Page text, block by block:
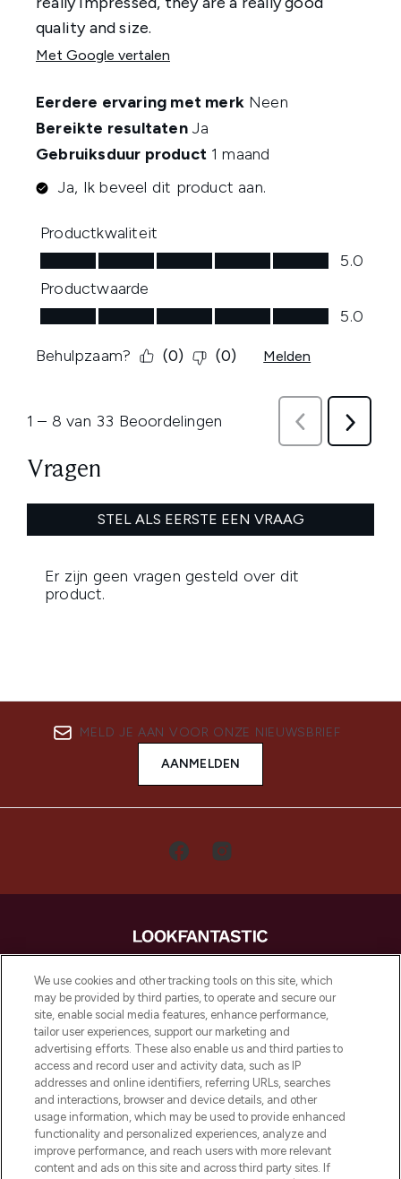
MELD JE AAN VOOR ONZE NIEUWSBRIEF
AANMELDEN
LOOKFANTASTIC is de ultieme online
beautybestemming van Europa, met de
beste huidverzorging, haarproducten en
make-up van meer dan 200 topmerken.
Shop online of via de app, met gratis
verzending vanaf €40.
Cookie-toestemming
Do Not Sell or Share My Personal
Information
We use cookies and other tracking tools on this site, which
may be provided by third parties, to operate and secure our
site, enable social media features, enhance performance,
tailor user experiences, support our marketing and
advertising efforts. These also enable us and third parties to
access and record user and activity data, such as IP
addresses and online identifiers, referring URLs, searches
and interactions, browser and device details, and other
usage information, which may be used to provide enhanced
functionality and personalized experiences, analyze and
improve performance, and reach users with more relevant
content and ads on this site and across third party sites. If